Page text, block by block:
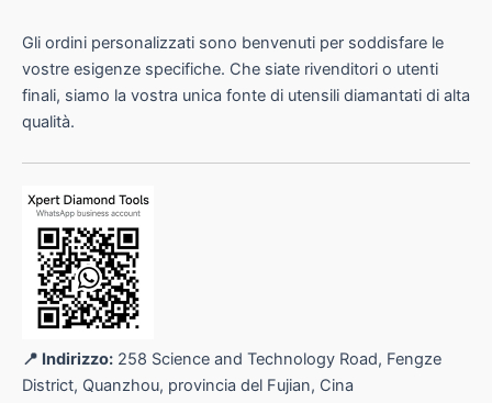
Gli ordini personalizzati sono benvenuti per soddisfare le
vostre esigenze specifiche. Che siate rivenditori o utenti
finali, siamo la vostra unica fonte di utensili diamantati di alta
qualità.
📍 Indirizzo: 258 Science and Technology Road, Fengze
District, Quanzhou, provincia del Fujian, Cina